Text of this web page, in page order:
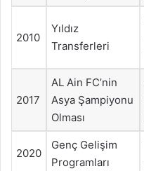
2010
Yıldız
Transferleri
2017
AL Ain FC’nin
Asya Şampiyonu
Olması
2020
Genç Gelişim
Programları